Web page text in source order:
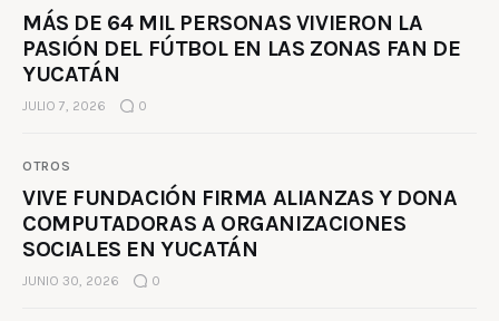
MÁS DE 64 MIL PERSONAS VIVIERON LA
PASIÓN DEL FÚTBOL EN LAS ZONAS FAN DE
YUCATÁN
JULIO 7, 2026 0
OTROS
VIVE FUNDACIÓN FIRMA ALIANZAS Y DONA
COMPUTADORAS A ORGANIZACIONES
SOCIALES EN YUCATÁN
JUNIO 30, 2026 0